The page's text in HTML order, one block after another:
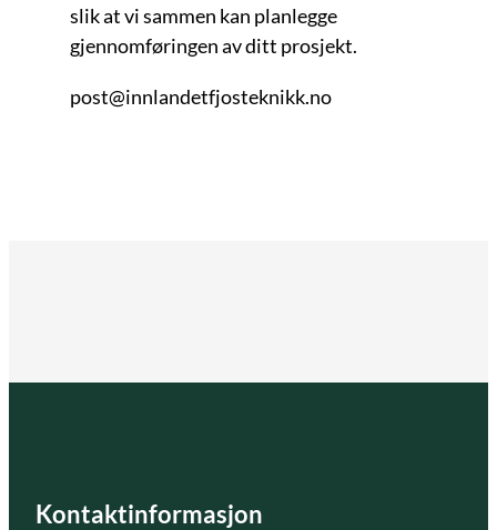
slik at vi sammen kan planlegge
gjennomføringen av ditt prosjekt.
post@innlandetfjosteknikk.no
Kontaktinformasjon